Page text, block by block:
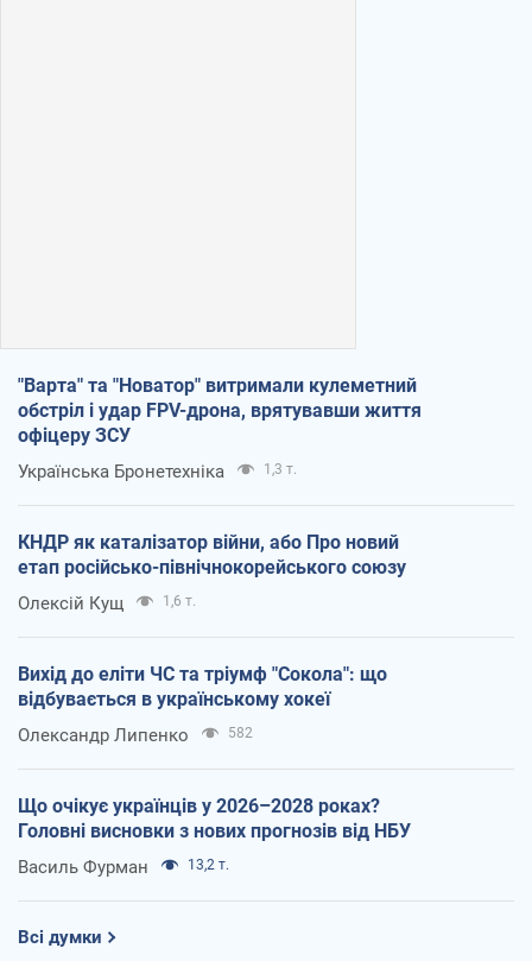
"Варта" та "Новатор" витримали кулеметний
обстріл і удар FPV-дрона, врятувавши життя
офіцеру ЗСУ
Українська Бронетехніка 1,3 т.
КНДР як каталізатор війни, або Про новий
етап російсько-північнокорейського союзу
Олексій Кущ 1,6 т.
Вихід до еліти ЧС та тріумф "Сокола": що
відбувається в українському хокеї
Олександр Липенко 582
Що очікує українців у 2026–2028 роках?
Головні висновки з нових прогнозів від НБУ
Василь Фурман 13,2 т.
Всі думки